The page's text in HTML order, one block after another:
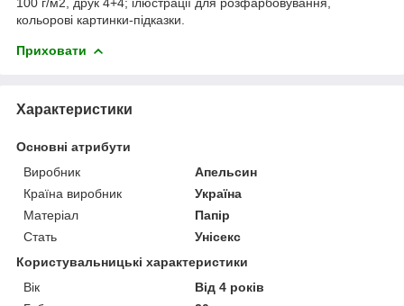
кольорові картинки-підказки.
Приховати
Характеристики
Основні атрибути
Виробник
Апельсин
Країна виробник
Україна
Матеріал
Папір
Стать
Унісекс
Користувальницькі характеристики
Вік
Від 4 років